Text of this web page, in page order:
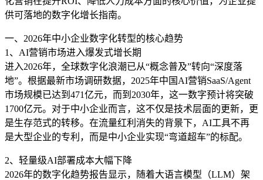
供可落地的数字化增长指南。
一、2026年中小企业数字化转型的核心趋势
1、AI营销市场进入爆发式增长期
进入2026年，全球数字化浪潮已从“概念普及”转向“深度落
地”。根据最新市场调研数据，2025年中国AI营销SaaS/Agent
市场规模已达到471亿元，而到2030年，这一数字预计将突破
1700亿元。对于中小企业而言，这不仅是技术层面的更新，更
是生存范式的转移。在流量红利消失的背景下，AI工具不再
是大型企业的专利，而是中小企业实现“弯道超车”的标配。
2、轻量级AI部署成本大幅下降
2026年的数字化趋势报告显示，随着大语言模型（LLM）架